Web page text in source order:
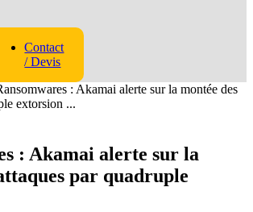
Contact
/ Devis
: Akamai alerte sur la montée des
extorsion ...
: Akamai alerte sur la
par quadruple